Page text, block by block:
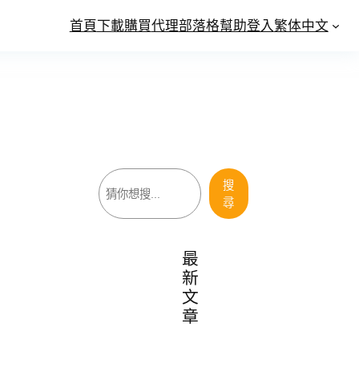
首頁下載購買代理部落格幫助登入繁体中文
搜
尋
搜
尋
最
新
文
章